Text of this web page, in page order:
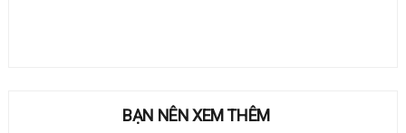
BẠN NÊN XEM THÊM